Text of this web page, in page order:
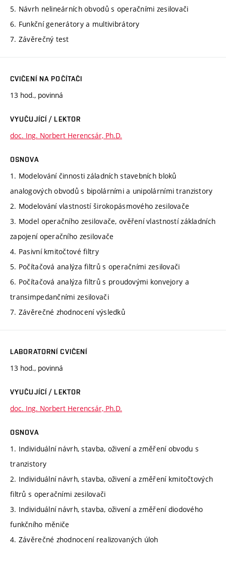
5. Návrh nelineárních obvodů s operačními zesilovači
6. Funkční generátory a multivibrátory
7. Závěrečný test
CVIČENÍ NA POČÍTAČI
13 hod., povinná
VYUČUJÍCÍ / LEKTOR
doc. Ing. Norbert Herencsár, Ph.D.
OSNOVA
1. Modelování činnosti záladních stavebních bloků
analogových obvodů s bipolárními a unipolárními tranzistory
2. Modelování vlastností širokopásmového zesilovače
3. Model operačního zesilovače, ověření vlastností základních
zapojení operačního zesilovače
4. Pasivní kmitočtové filtry
5. Počítačová analýza filtrů s operačními zesilovači
6. Počítačová analýza filtrů s proudovými konvejory a
transimpedančními zesilovači
7. Závěrečné zhodnocení výsledků
LABORATORNÍ CVIČENÍ
13 hod., povinná
VYUČUJÍCÍ / LEKTOR
doc. Ing. Norbert Herencsár, Ph.D.
OSNOVA
1. Individuální návrh, stavba, oživení a změření obvodu s
tranzistory
2. Individuální návrh, stavba, oživení a změření kmitočtových
filtrů s operačními zesilovači
3. Individuální návrh, stavba, oživení a změření diodového
funkčního měniče
4. Závěrečné zhodnocení realizovaných úloh